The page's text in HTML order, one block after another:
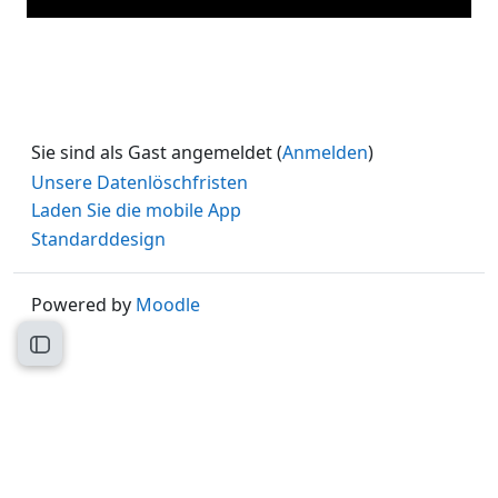
Kursindex öffnen
Sie sind als Gast angemeldet (Anmelden)
Unsere Datenlöschfristen
Laden Sie die mobile App
Standarddesign
Powered by Moodle